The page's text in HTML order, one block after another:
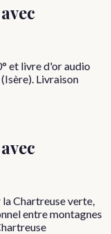
et livre d'or audio
Livraison
avec
Chartreuse verte,
entre montagnes